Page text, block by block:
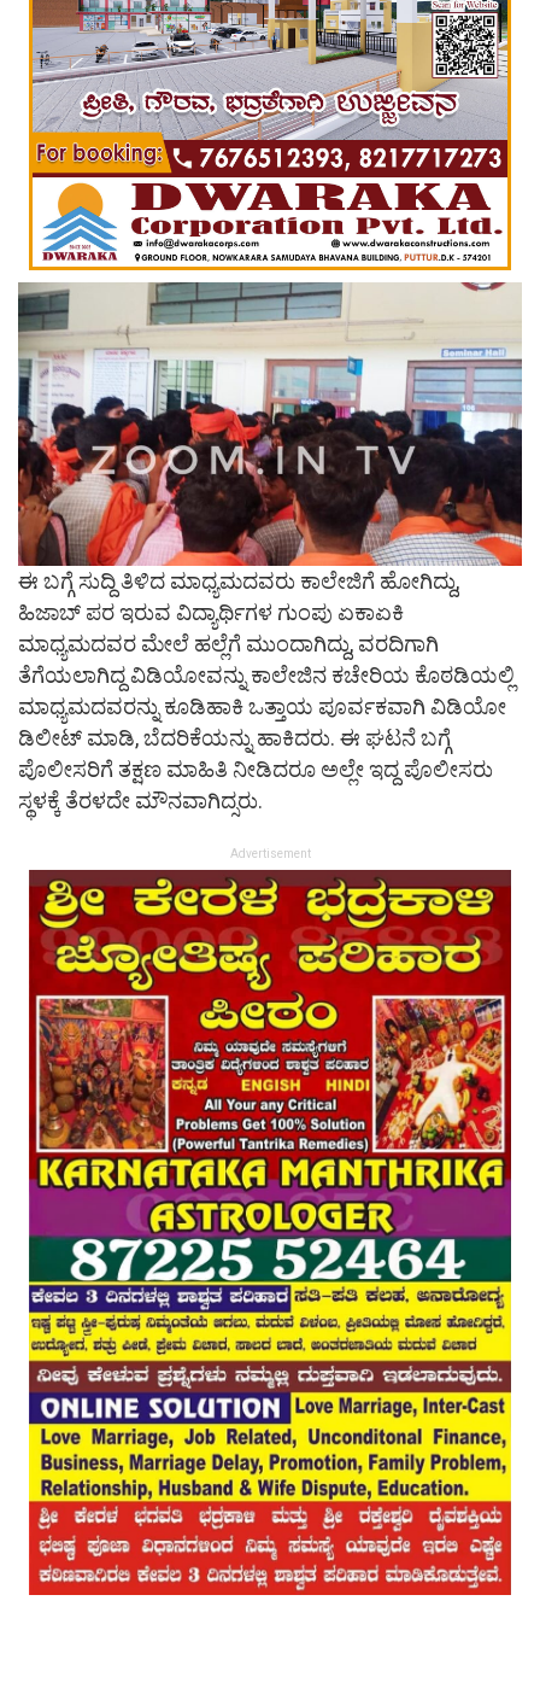
ಈ ಬಗ್ಗೆ ಸುದ್ದಿ ತಿಳಿದ ಮಾಧ್ಯಮದವರು ಕಾಲೇಜಿಗೆ ಹೋಗಿದ್ದು,
ಹಿಜಾಬ್ ಪರ ಇರುವ ವಿದ್ಯಾರ್ಥಿಗಳ ಗುಂಪು ಏಕಾಏಕಿ
ಮಾಧ್ಯಮದವರ ಮೇಲೆ ಹಲ್ಲೆಗೆ ಮುಂದಾಗಿದ್ದು, ವರದಿಗಾಗಿ
ತೆಗೆಯಲಾಗಿದ್ದ ವಿಡಿಯೋವನ್ನು ಕಾಲೇಜಿನ ಕಚೇರಿಯ ಕೊಠಡಿಯಲ್ಲಿ
ಮಾಧ್ಯಮದವರನ್ನು ಕೂಡಿಹಾಕಿ ಒತ್ತಾಯ ಪೂರ್ವಕವಾಗಿ ವಿಡಿಯೋ
ಡಿಲೀಟ್ ಮಾಡಿ, ಬೆದರಿಕೆಯನ್ನು ಹಾಕಿದರು. ಈ ಘಟನೆ ಬಗ್ಗೆ
ಪೊಲೀಸರಿಗೆ ತಕ್ಷಣ ಮಾಹಿತಿ ನೀಡಿದರೂ ಅಲ್ಲೇ ಇದ್ದ ಪೊಲೀಸರು
ಸ್ಥಳಕ್ಕೆ ತೆರಳದೇ ಮೌನವಾಗಿದ್ಸರು.
Advertisement